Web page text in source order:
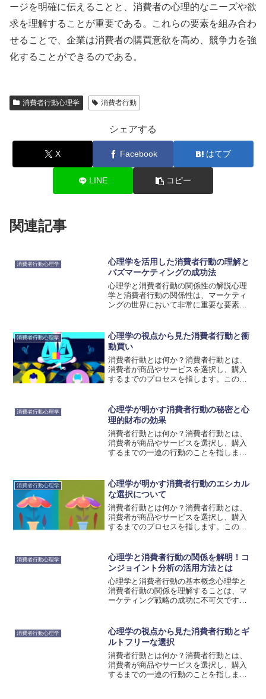
ージを明確に伝えることと、消費者の心理的なニーズや欲
求を理解することが重要である。これらの要素を組み合わ
せることで、企業は消費者の購買意欲を高め、競争力を強
化することができるのである。
消費者行動心理学 消費者行動
シェアする
X Facebook はてブ
LINE コピー
関連記事
消費者行動心理学
心理学を活用した消費者行動の理解と
バズマーケティングの成功法
心理学と消費者行動の関係性の解説心理
学と消費者行動の関係性は、マーケティ
ングの世界において非常に重要な要素で
ング戦略を立てることができます。心理
学の原理を活用することで...
消費者行動心理学
心理学の視点から見た消費者行動と衝
動買い
消費者行動とは何か？消費者行動とは、
消費者が商品やサービスを選択し、購入
するまでのプロセスを指します。この行
消費者行動を理解することは、マーケテ
ィング戦略の立案や効果的...
消費者行動心理学
心理学が明かす消費者行動の秘密と心
理的財布の効果
消費者行動とは何か？消費者行動とは、
消費者が商品やサービスを選択し、購入
するまでの一連の行動のことを指しま
響を受けます。例えば、消費者が特定の
商品を選ぶ理由は、その商品が...
消費者行動心理学
心理学が明かす消費者行動のエシカル
な選択について
消費者行動とは何か？消費者行動とは、
消費者が商品やサービスを選択し、購入
するまでのプロセスを指します。この行
構成されています。消費者行動は、心理
学の理論やモデルを用いて分...
消費者行動心理学
心理学と消費者行動の関係を解明！コ
ンジョイント分析の活用方法とは
心理学と消費者行動の基本概念心理学と
消費者行動の関係を理解することは、マ
ーケティング戦略の成功に不可欠です。
を理解することは企業にとって重要な課
題です。消費者の心理的な...
消費者行動心理学
心理学の視点から見た消費者行動とギ
ルトフリーな選択
消費者行動とは何か？消費者行動とは、
消費者が商品やサービスを選択し、購入
するまでの一連の行動のことを指しま